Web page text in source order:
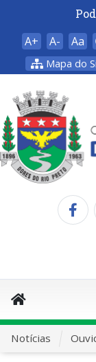
A+ A- Aa
Mapa do
Notícias